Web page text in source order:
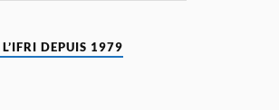
DEPUIS 1979